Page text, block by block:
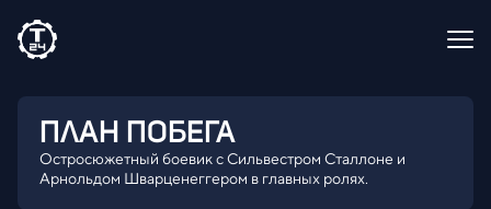
ПЛАН ПОБЕГА
Остросюжетный боевик с Сильвестром Сталлоне и
Арнольдом Шварценеггером в главных ролях.